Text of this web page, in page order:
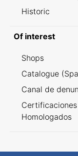
Historic
Of interest
Shops
Catalogue
Canal de
Homologados